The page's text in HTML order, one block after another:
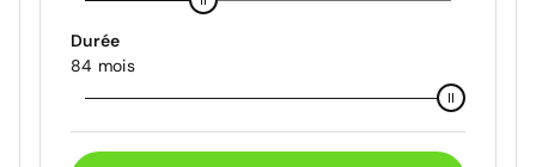
Durée
84 mois